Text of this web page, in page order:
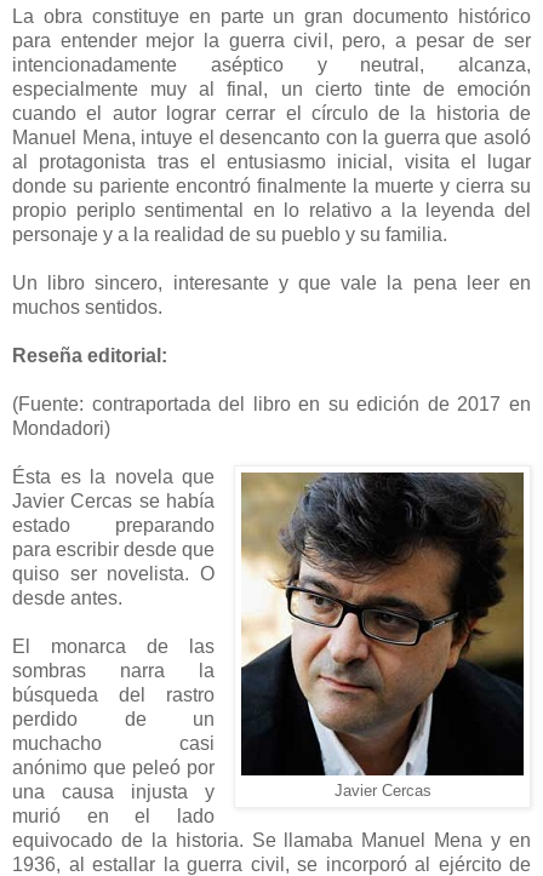
La obra constituye en parte un gran documento histórico
para entender mejor la guerra civil, pero, a pesar de ser
intencionadamente aséptico y neutral, alcanza,
especialmente muy al final, un cierto tinte de emoción
cuando el autor lograr cerrar el círculo de la historia de
Manuel Mena, intuye el desencanto con la guerra que asoló
al protagonista tras el entusiasmo inicial, visita el lugar
donde su pariente encontró finalmente la muerte y cierra su
propio periplo sentimental en lo relativo a la leyenda del
personaje y a la realidad de su pueblo y su familia.
Un libro sincero, interesante y que vale la pena leer en
muchos sentidos.
Reseña editorial:
(Fuente: contraportada del libro en su edición de 2017 en
Mondadori)
Javier Cercas
Ésta es la novela que
Javier Cercas se había
estado preparando
para escribir desde que
quiso ser novelista. O
desde antes.
El monarca de las
sombras narra la
búsqueda del rastro
perdido de un
muchacho casi
anónimo que peleó por
una causa injusta y
murió en el lado
equivocado de la historia. Se llamaba Manuel Mena y en
1936, al estallar la guerra civil, se incorporó al ejército de